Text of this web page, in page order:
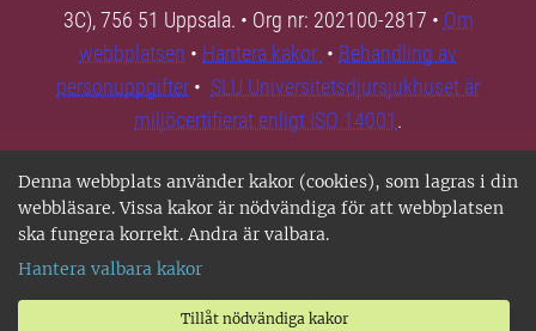
Denna webbplats använder kakor (cookies), som lagras i din
webbläsare. Vissa kakor är nödvändiga för att webbplatsen
ska fungera korrekt. Andra är valbara.
Hantera valbara kakor
Tillåt nödvändiga kakor
3C), 756 51 Uppsala. • Org nr: 202100-2817 • Om
webbplatsen • Hantera kakor • Behandling av
personuppgifter • SLU Universitetsdjursjukhuset är
miljöcertifierat enligt ISO 14001.